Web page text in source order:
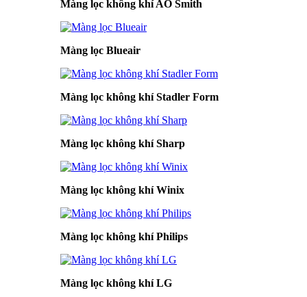
Màng lọc không khí AO Smith
Màng lọc Blueair
Màng lọc không khí Stadler Form
Màng lọc không khí Sharp
Màng lọc không khí Winix
Màng lọc không khí Philips
Màng lọc không khí LG